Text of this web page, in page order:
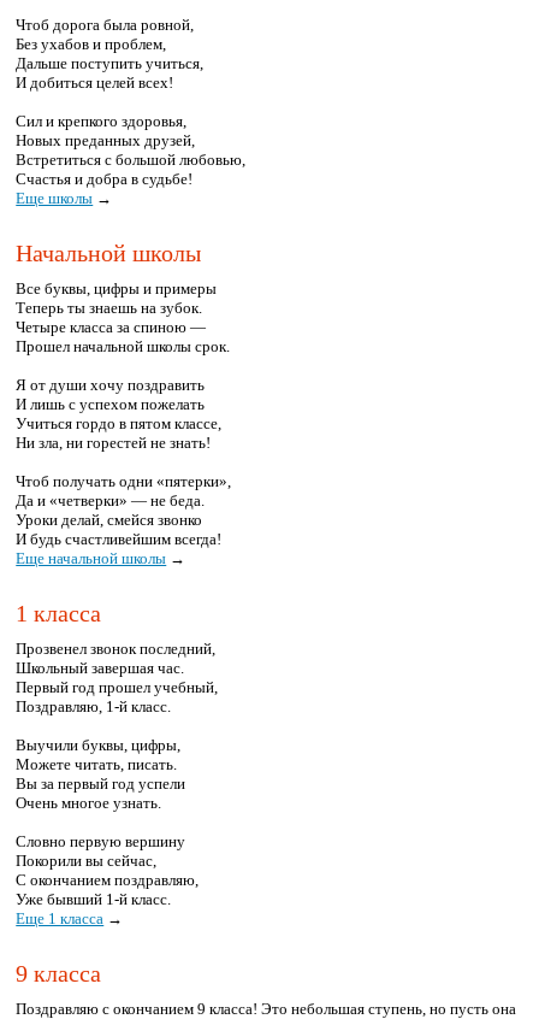
Чтоб дорога была ровной,
Без ухабов и проблем,
Дальше поступить учиться,
И добиться целей всех!
Сил и крепкого здоровья,
Новых преданных друзей,
Встретиться с большой любовью,
Счастья и добра в судьбе!
Еще школы →
Начальной школы
Все буквы, цифры и примеры
Теперь ты знаешь на зубок.
Четыре класса за спиною —
Прошел начальной школы срок.
Я от души хочу поздравить
И лишь с успехом пожелать
Учиться гордо в пятом классе,
Ни зла, ни горестей не знать!
Чтоб получать одни «пятерки»,
Да и «четверки» — не беда.
Уроки делай, смейся звонко
И будь счастливейшим всегда!
Еще начальной школы →
1 класса
Прозвенел звонок последний,
Школьный завершая час.
Первый год прошел учебный,
Поздравляю, 1-й класс.
Выучили буквы, цифры,
Можете читать, писать.
Вы за первый год успели
Очень многое узнать.
Словно первую вершину
Покорили вы сейчас,
С окончанием поздравляю,
Уже бывший 1-й класс.
Еще 1 класса →
9 класса
Поздравляю с окончанием 9 класса! Это небольшая ступень, но пусть она